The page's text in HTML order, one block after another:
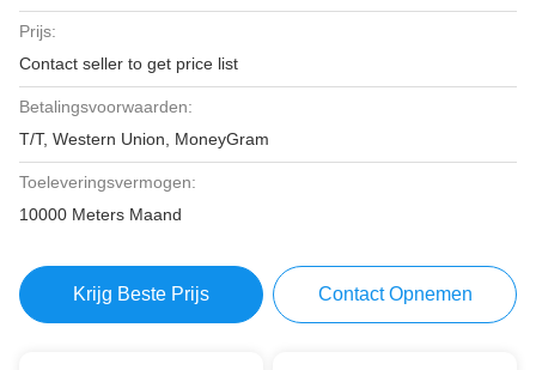
Prijs:
Contact seller to get price list
Betalingsvoorwaarden:
T/T, Western Union, MoneyGram
Toeleveringsvermogen:
10000 Meters Maand
Krijg Beste Prijs Contact Opnemen